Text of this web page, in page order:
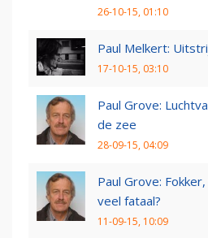
26-10-15, 01:10
Paul Melkert:
17-10-15, 03:10
Paul Grove:
de zee
28-09-15, 04:09
Paul Grove:
veel fataal?
11-09-15, 10:09